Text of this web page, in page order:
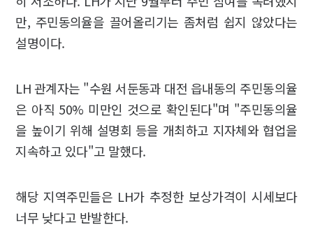
만, 주민동의율을 끌어올리기는 좀처럼 쉽지 않았다는
설명이다.
LH 관계자는 "수원 서둔동과 대전 읍내동의 주민동의율
은 아직 50% 미만인 것으로 확인된다"며 "주민동의율
을 높이기 위해 설명회 등을 개최하고 지자체와 협업을
지속하고 있다"고 말했다.
해당 지역주민들은 LH가 추정한 보상가격이 시세보다
너무 낮다고 반발한다.